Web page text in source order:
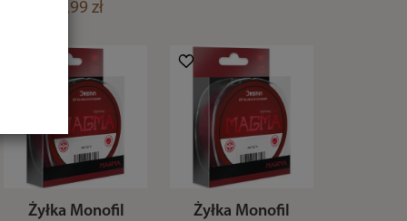
18,99 zł
Żyłka Monofil
Żyłka Monofil